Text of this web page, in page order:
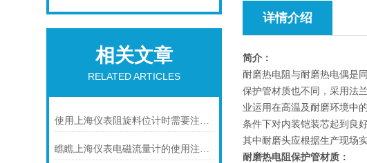
相关文章
RELATED ARTICLES
使用上海仪表阻旋料位计时需要注意的一些事项
瞧瞧上海仪表电磁流量计的使用注意事项
详情介绍
简介：
耐磨热电阻与耐磨热电偶是
保护管材质也不同，采用法
业运用在高温及耐磨环境中
条件下对内装铠装芯起到良
其中耐磨头应根据生产现场
耐磨热电阻保护管材质：